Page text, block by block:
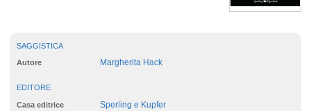
SAGGISTICA
Autore Margherita Hack
EDITORE
Casa editrice Sperling e Kupfer